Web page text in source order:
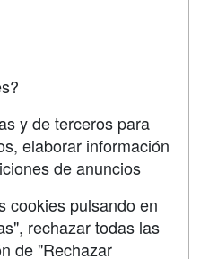
y de terceros para
elaborar información
de anuncios
cookies pulsando en
rechazar todas las
de "Rechazar